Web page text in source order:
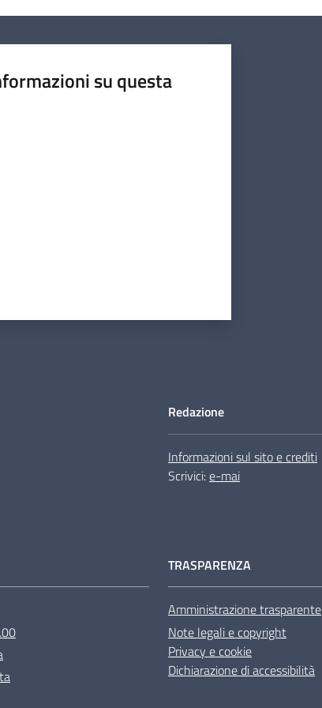
su questa
Redazione
Informazioni sul sito e crediti
Scrivici:e-mai
TRASPARENZA
Amministrazione trasparente
Note legali e copyright
Privacy e cookie
Dichiarazione di accessibilità